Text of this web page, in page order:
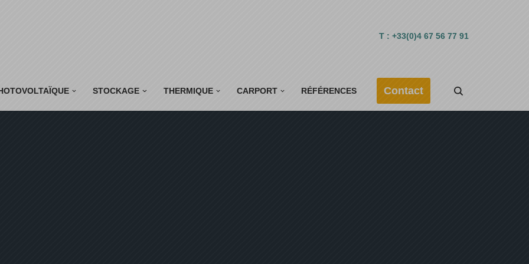
T : +33(0)4 67 56 77 91
STOCKAGE THERMIQUE CARPORT RÉFÉRENCES Contact